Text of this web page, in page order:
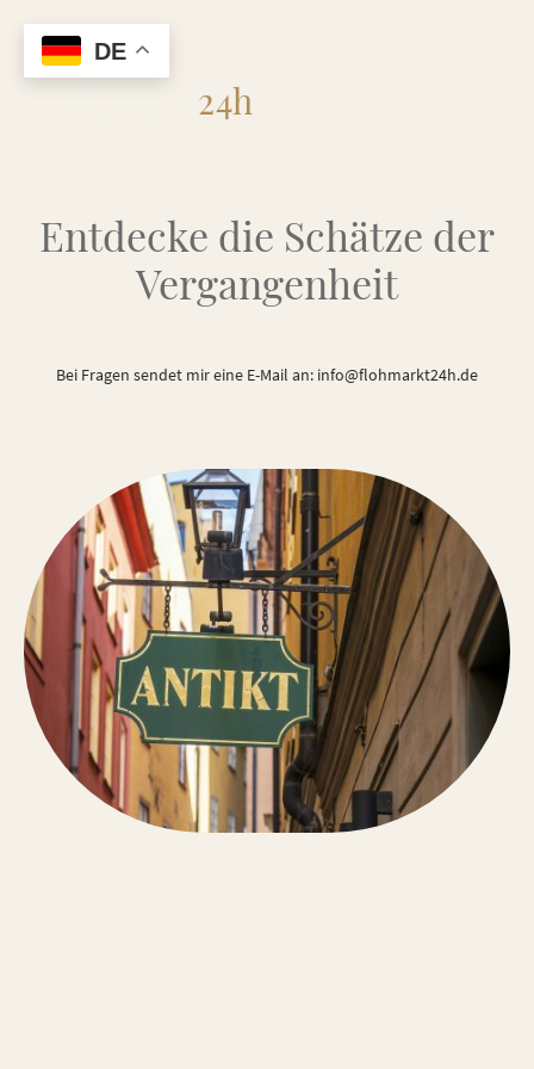
24h
Entdecke die Schätze der
Vergangenheit
Bei Fragen sendet mir eine E-Mail an: info@flohmarkt24h.de
DE